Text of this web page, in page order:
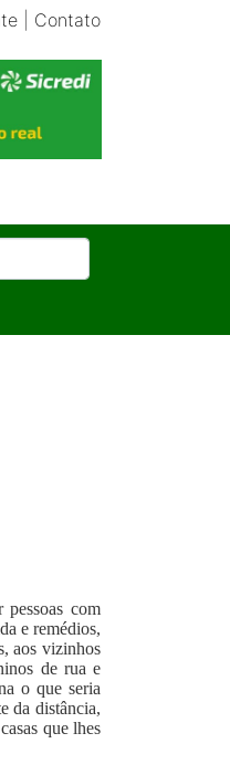
| Contato
pessoas com
e remédios,
aos vizinhos
de rua e
o que seria
da distância,
que lhes